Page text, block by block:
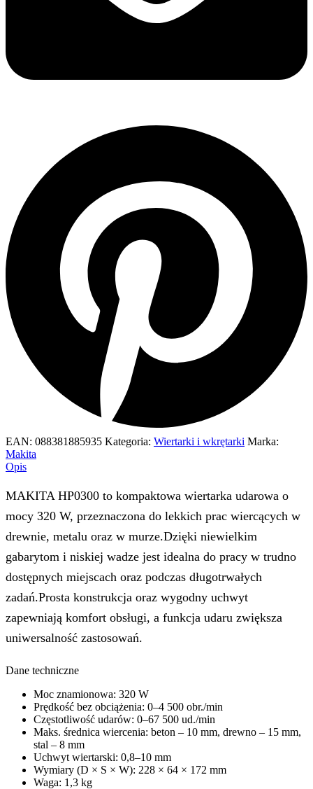
EAN: 088381885935 Kategoria: Wiertarki i wkrętarki Marka:
Makita
Opis
MAKITA HP0300 to kompaktowa wiertarka udarowa o
mocy 320 W, przeznaczona do lekkich prac wiercących w
drewnie, metalu oraz w murze.Dzięki niewielkim
gabarytom i niskiej wadze jest idealna do pracy w trudno
dostępnych miejscach oraz podczas długotrwałych
zadań.Prosta konstrukcja oraz wygodny uchwyt
zapewniają komfort obsługi, a funkcja udaru zwiększa
uniwersalność zastosowań.
Dane techniczne
Moc znamionowa: 320 W
Prędkość bez obciążenia: 0–4 500 obr./min
Częstotliwość udarów: 0–67 500 ud./min
Maks. średnica wiercenia: beton – 10 mm, drewno – 15 mm,
stal – 8 mm
Uchwyt wiertarski: 0,8–10 mm
Wymiary (D × S × W): 228 × 64 × 172 mm
Waga: 1,3 kg